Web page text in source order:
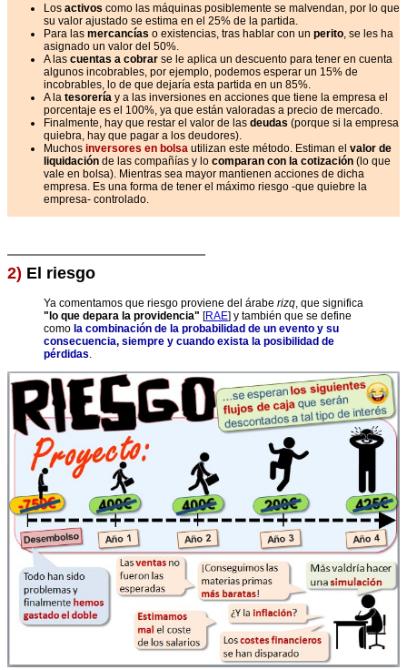
Los activos como las máquinas posiblemente se malvendan, por lo que
su valor ajustado se estima en el 25% de la partida.
Para las mercancías o existencias, tras hablar con un perito , se les ha
asignado un valor del 50%.
A las cuentas a cobrar se le aplica un descuento para tener en cuenta
algunos incobrables, por ejemplo, podemos esperar un 15% de
incobrables, lo de que dejaría esta partida en un 85%.
A la tesorería y a las inversiones en acciones que tiene la empresa el
porcentaje es el 100%, ya que están valoradas a precio de mercado.
Finalmente, hay que restar el valor de las deudas (porque si la empresa
quiebra, hay que pagar a los deudores).
Muchos inversores en bolsa utilizan este método. Estiman el valor de
liquidación de las compañías y lo comparan con la cotización (lo que
vale en bolsa). Mientras sea mayor mantienen acciones de dicha
empresa. Es una forma de tener el máximo riesgo -que quiebre la
empresa- controlado.
2) El riesgo
Ya comentamos que riesgo proviene del árabe rizq , que significa
"lo que depara la providencia" [RAE] y también que se define
como la combinación de la probabilidad de un evento y su
consecuencia, siempre y cuando exista la posibilidad de
pérdidas